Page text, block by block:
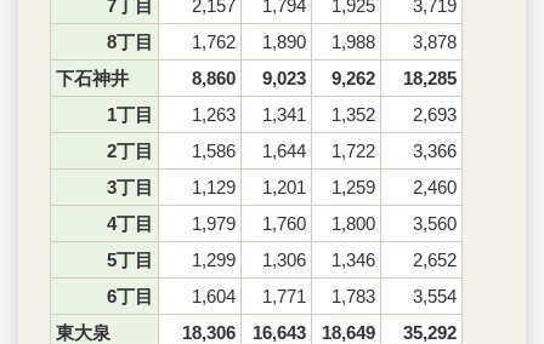
7丁目
2,157 1,794 1,925
3,719
8丁目
1,762 1,890 1,988
3,878
下石神井
8,860 9,023 9,262
18,285
1丁目
1,263 1,341 1,352
2,693
2丁目
1,586 1,644 1,722
3,366
3丁目
1,129 1,201 1,259
2,460
4丁目
1,979 1,760 1,800
3,560
5丁目
1,299 1,306 1,346
2,652
6丁目
1,604 1,771 1,783
3,554
東大泉
18,306 16,643 18,649
35,292